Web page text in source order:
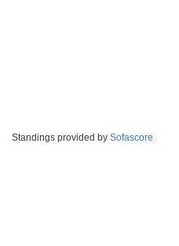
Standings provided by Sofascore